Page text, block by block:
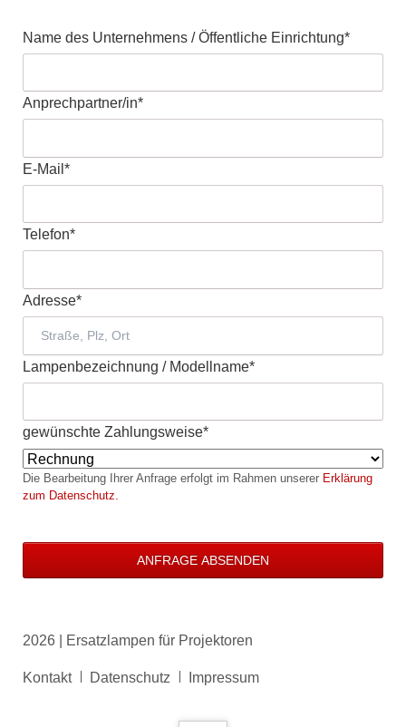
Pflichtfeld
Name des Unternehmens / Öffentliche Einrichtung*
Pflichtfeld
Anprechpartner/in*
Pflichtfeld
E-Mail*
Pflichtfeld
Telefon*
Pflichtfeld
Adresse*
Pflichtfeld
Lampenbezeichnung / Modellname*
Pflichtfeld
gewünschte Zahlungsweise*
Die Bearbeitung Ihrer Anfrage erfolgt im Rahmen unsererErklärung
zum Datenschutz.
ANFRAGE ABSENDEN
2026 | Ersatzlampen für Projektoren
Navigation
Kontakt Datenschutz Impressum